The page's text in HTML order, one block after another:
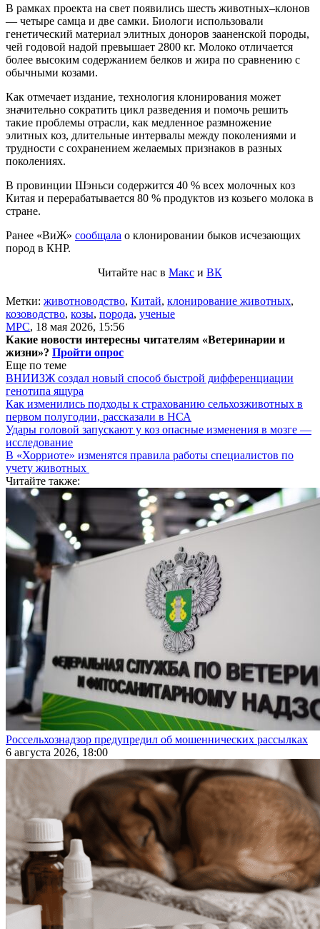
В рамках проекта на свет появились шесть животных–клонов
— четыре самца и две самки. Биологи использовали
генетический материал элитных доноров зааненской породы,
чей годовой надой превышает 2800 кг. Молоко отличается
более высоким содержанием белков и жира по сравнению с
обычными козами.
Как отмечает издание, технология клонирования может
значительно сократить цикл разведения и помочь решить
такие проблемы отрасли, как медленное размножение
элитных коз, длительные интервалы между поколениями и
трудности с сохранением желаемых признаков в разных
поколениях.
В провинции Шэньси содержится 40 % всех молочных коз
Китая и перерабатывается 80 % продуктов из козьего молока в
стране.
Ранее «ВиЖ» сообщала о клонировании быков исчезающих
пород в КНР.
Читайте нас в Макс и ВК
Метки: животноводство, Китай, клонирование животных,
козоводство, козы, порода, ученые
МРС, 18 мая 2026, 15:56
Какие новости интересны читателям «Ветеринарии и
жизни»? Пройти опрос
Еще по теме
ВНИИЗЖ создал новый способ быстрой дифференциации
генотипа ящура
Как изменились подходы к страхованию сельхозживотных в
первом полугодии, рассказали в НСА
Удары головой запускают у коз опасные изменения в мозге —
исследование
В «Хорриоте» изменятся правила работы специалистов по
учету животных
Читайте также:
Россельхознадзор предупредил об мошеннических рассылках
6 августа 2026, 18:00